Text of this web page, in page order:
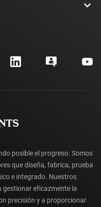
myTI
posible el progreso. Somos
que diseña, fabrica, prueba
e integrado. Nuestros
gestionar eficazmente la
precisión y a proporcionar